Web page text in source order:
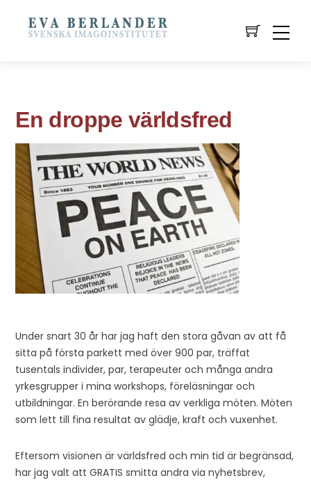
En droppe världsfred
Under snart 30 år har jag haft den stora gåvan av att få
sitta på första parkett med över 900 par, träffat
tusentals individer, par, terapeuter och många andra
yrkesgrupper i mina workshops, föreläsningar och
utbildningar. En berörande resa av verkliga möten. Möten
som lett till fina resultat av glädje, kraft och vuxenhet.
Eftersom visionen är världsfred och min tid är begränsad,
har jag valt att GRATIS smitta andra via nyhetsbrev,